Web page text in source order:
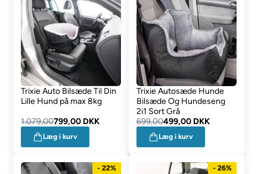
Trixie Auto Bilsæde Til Din
Lille Hund på max 8kg
1.079,00799,00 DKK
Læg i kurv
Trixie Autosæde Hunde
Bilsæde Og Hundeseng
2i1 Sort Grå
699,00499,00 DKK
Læg i kurv
- 22% - 26%